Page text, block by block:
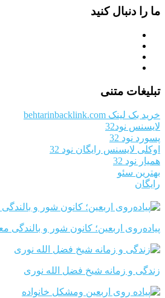
ما را دنبال کنید
تبلیغات متنی
خرید بک لینک behtarinbacklink.com
لایسنس نود32
پسورد نود 32
اوکلی لایسنس رایگان نود 32
همیار نود 32
بهترین سئو
رایگان
پیاده‌روی اربعین؛ کانون شور و بالندگی
زندگی و زمانه شیخ فضل الله نوری